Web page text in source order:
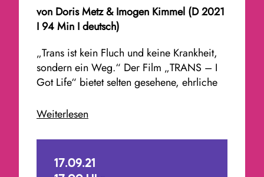
von Doris Metz & Imogen Kimmel (D 2021
I 94 Min I deutsch)
„Trans ist kein Fluch und keine Krankheit,
sondern ein Weg.“ Der Film „TRANS – I
Got Life“ bietet selten gesehene, ehrliche
Lebensgefühl von trans Menschen und in
und chirurgischen Aspekte ihrer
Transition.Die Regisseurinnen Imogen
Kimmel und Doris Metz haben das
Weiterlesen
17.09.21